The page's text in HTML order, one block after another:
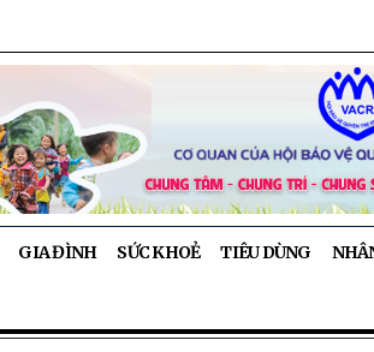
GIA ĐÌNH SỨC KHOẺ TIÊU DÙNG